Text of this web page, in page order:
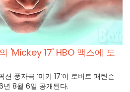
'Mickey 17' HBO 맥스에 도
풍자극 ‘미키 17’이 로버트 패틴슨
년 8월 6일 공개된다.